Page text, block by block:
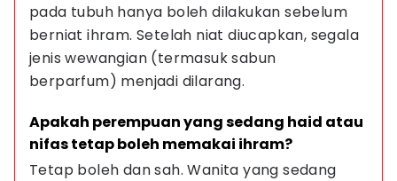
pada tubuh hanya boleh dilakukan sebelum
berniat ihram. Setelah niat diucapkan, segala
jenis wewangian (termasuk sabun
berparfum) menjadi dilarang.
Apakah perempuan yang sedang haid atau
nifas tetap boleh memakai ihram?
Tetap boleh dan sah. Wanita yang sedang